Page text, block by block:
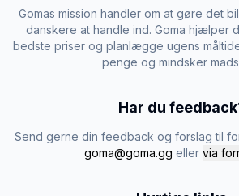
Gomas mission handler om at gøre det
danskere at handle ind. Goma hjælper
bedste priser og planlægge ugens
penge og mindsker
Har du
Send gerne din feedback og forslag til
goma@goma.gg eller via